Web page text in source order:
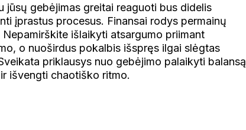
jūsų gebėjimas greitai reaguoti bus didelis
įprastus procesus. Finansai rodys permainų
išlaikyti atsargumo priimant
o nuoširdus pokalbis išspręs ilgai slėgtas
priklausys nuo gebėjimo palaikyti balansą
išvengti chaotiško ritmo.